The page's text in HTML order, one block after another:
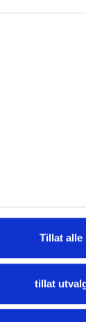
Tillat alle
tillat
digital
av ditt
Bigset